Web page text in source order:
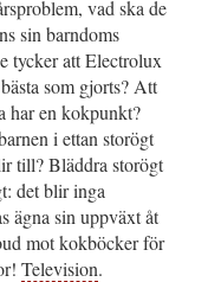
vad ska de
sin barndoms
tycker att Electrolux
som gjorts? Att
har en kokpunkt?
i ettan storögt
till? Bläddra storögt
det blir inga
ägna sin uppväxt åt
mot kokböcker för
Television.